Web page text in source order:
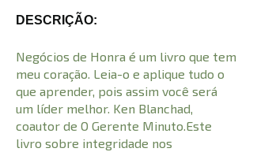
DESCRIÇÃO:
Negócios de Honra é um livro que tem
meu coração. Leia-o e aplique tudo o
que aprender, pois assim você será
um líder melhor. Ken Blanchad,
coautor de O Gerente Minuto.Este
livro sobre integridade nos